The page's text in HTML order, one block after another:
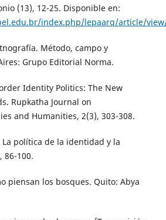
(13), 12-25. Disponible en:
index.php/lepaarq/article/
Método, campo y
Grupo Editorial Norma.
Identity Politics: The New
Rupkatha Journal on
and Humanities, 2(3), 303-308.
La política de la identidad y la
86-100.
piensan los bosques. Quito: Abya